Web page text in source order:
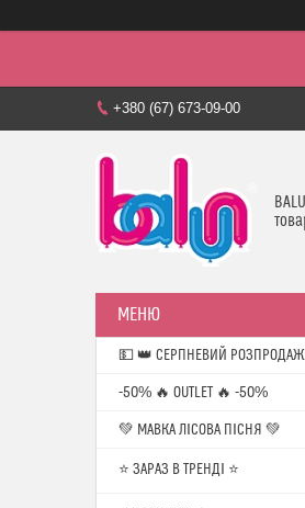
+380 (67) 673-09-00
💵 👑 СЕРПНЕВИЙ
-50% 🔥 OUTLET 🔥 -50%
💚 МАВКА ЛІСОВА ПІСНЯ 💚
⭐️ ЗАРАЗ В ТРЕНДІ ⭐️